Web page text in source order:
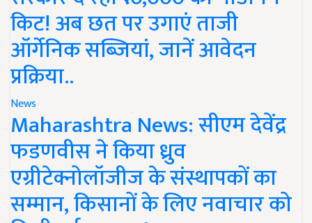
किट! अब छत पर उगाएं ताजी
ऑर्गेनिक सब्जियां, जानें आवेदन
प्रक्रिया..
News
Maharashtra News: सीएम देवेंद्र
फडणवीस ने किया ध्रुव
एग्रीटेक्नोलॉजीज के संस्थापकों का
सम्मान, किसानों के लिए नवाचार को